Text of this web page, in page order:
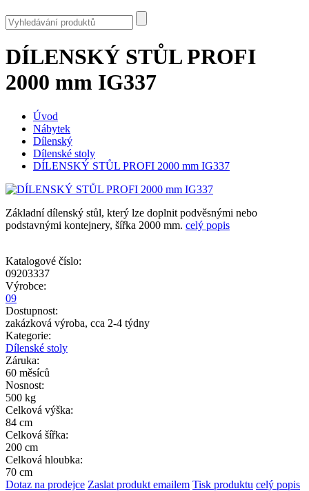
DÍLENSKÝ STŮL PROFI
2000 mm IG337
Úvod
Nábytek
Dílenský
Dílenské stoly
DÍLENSKÝ STŮL PROFI 2000 mm IG337
Základní dílenský stůl, který lze doplnit podvěsnými nebo
podstavnými kontejnery, šířka 2000 mm. celý popis
Katalogové číslo:
09203337
Výrobce:
09
Dostupnost:
zakázková výroba, cca 2-4 týdny
Kategorie:
Dílenské stoly
Záruka:
60 měsíců
Nosnost:
500 kg
Celková výška:
84 cm
Celková šířka:
200 cm
Celková hloubka:
70 cm
Dotaz na prodejce Zaslat produkt emailem Tisk produktu celý popis